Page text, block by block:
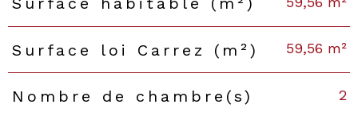
Surface loi Carrez (m²) 59,56 m²
Nombre de chambre(s) 2